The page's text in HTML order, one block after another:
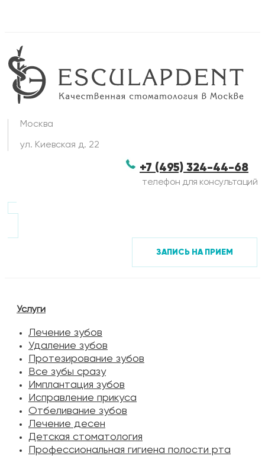
Москва
ул. Киевская д. 22
+7 (495) 324-44-68
телефон для консультаций
ЗАПИСЬ НА ПРИЕМ
Услуги
Лечение зубов
Удаление зубов
Протезирование зубов
Все зубы сразу
Имплантация зубов
Исправление прикуса
Отбеливание зубов
Лечение десен
Детская стоматология
Профессиональная гигиена полости рта